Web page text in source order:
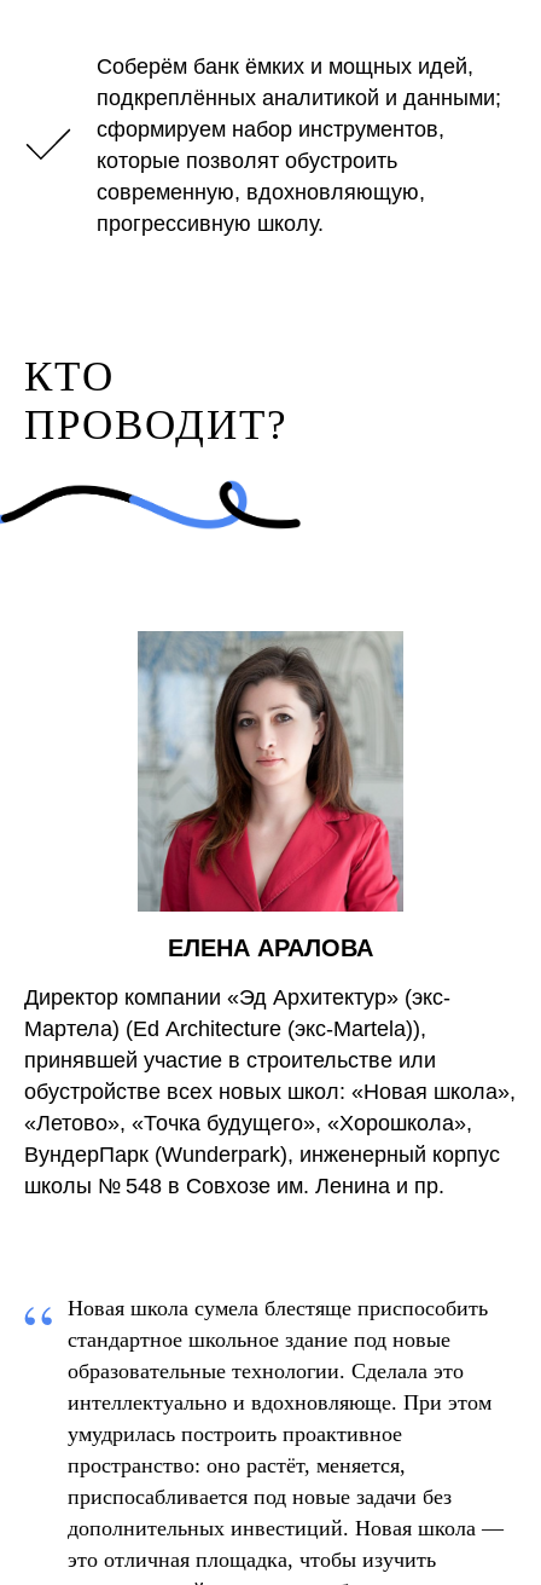
Соберём банк ёмких и мощных идей,
подкреплённых аналитикой и данными;
сформируем набор инструментов,
которые позволят обустроить
современную, вдохновляющую,
прогрессивную школу.
КТО
ПРОВОДИТ?
ЕЛЕНА АРАЛОВА
Директор компании «Эд Архитектур» (экс-
Мартела) (Ed Architecture (экс-Martela)),
принявшей участие в строительстве или
обустройстве всех новых школ: «Новая школа»,
«Летово», «Точка будущего», «Хорошкола»,
ВундерПарк (Wunderpark), инженерный корпус
школы № 548 в Совхозе им. Ленина и пр.
“
Новая школа сумела блестяще приспособить
стандартное школьное здание под новые
образовательные технологии. Сделала это
интеллектуально и вдохновляюще. При этом
умудрилась построить проактивное
пространство: оно растёт, меняется,
приспосабливается под новые задачи без
дополнительных инвестиций. Новая школа —
это отличная площадка, чтобы изучить